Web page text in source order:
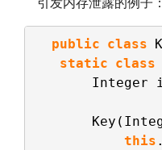
public class
static class
Integer
this